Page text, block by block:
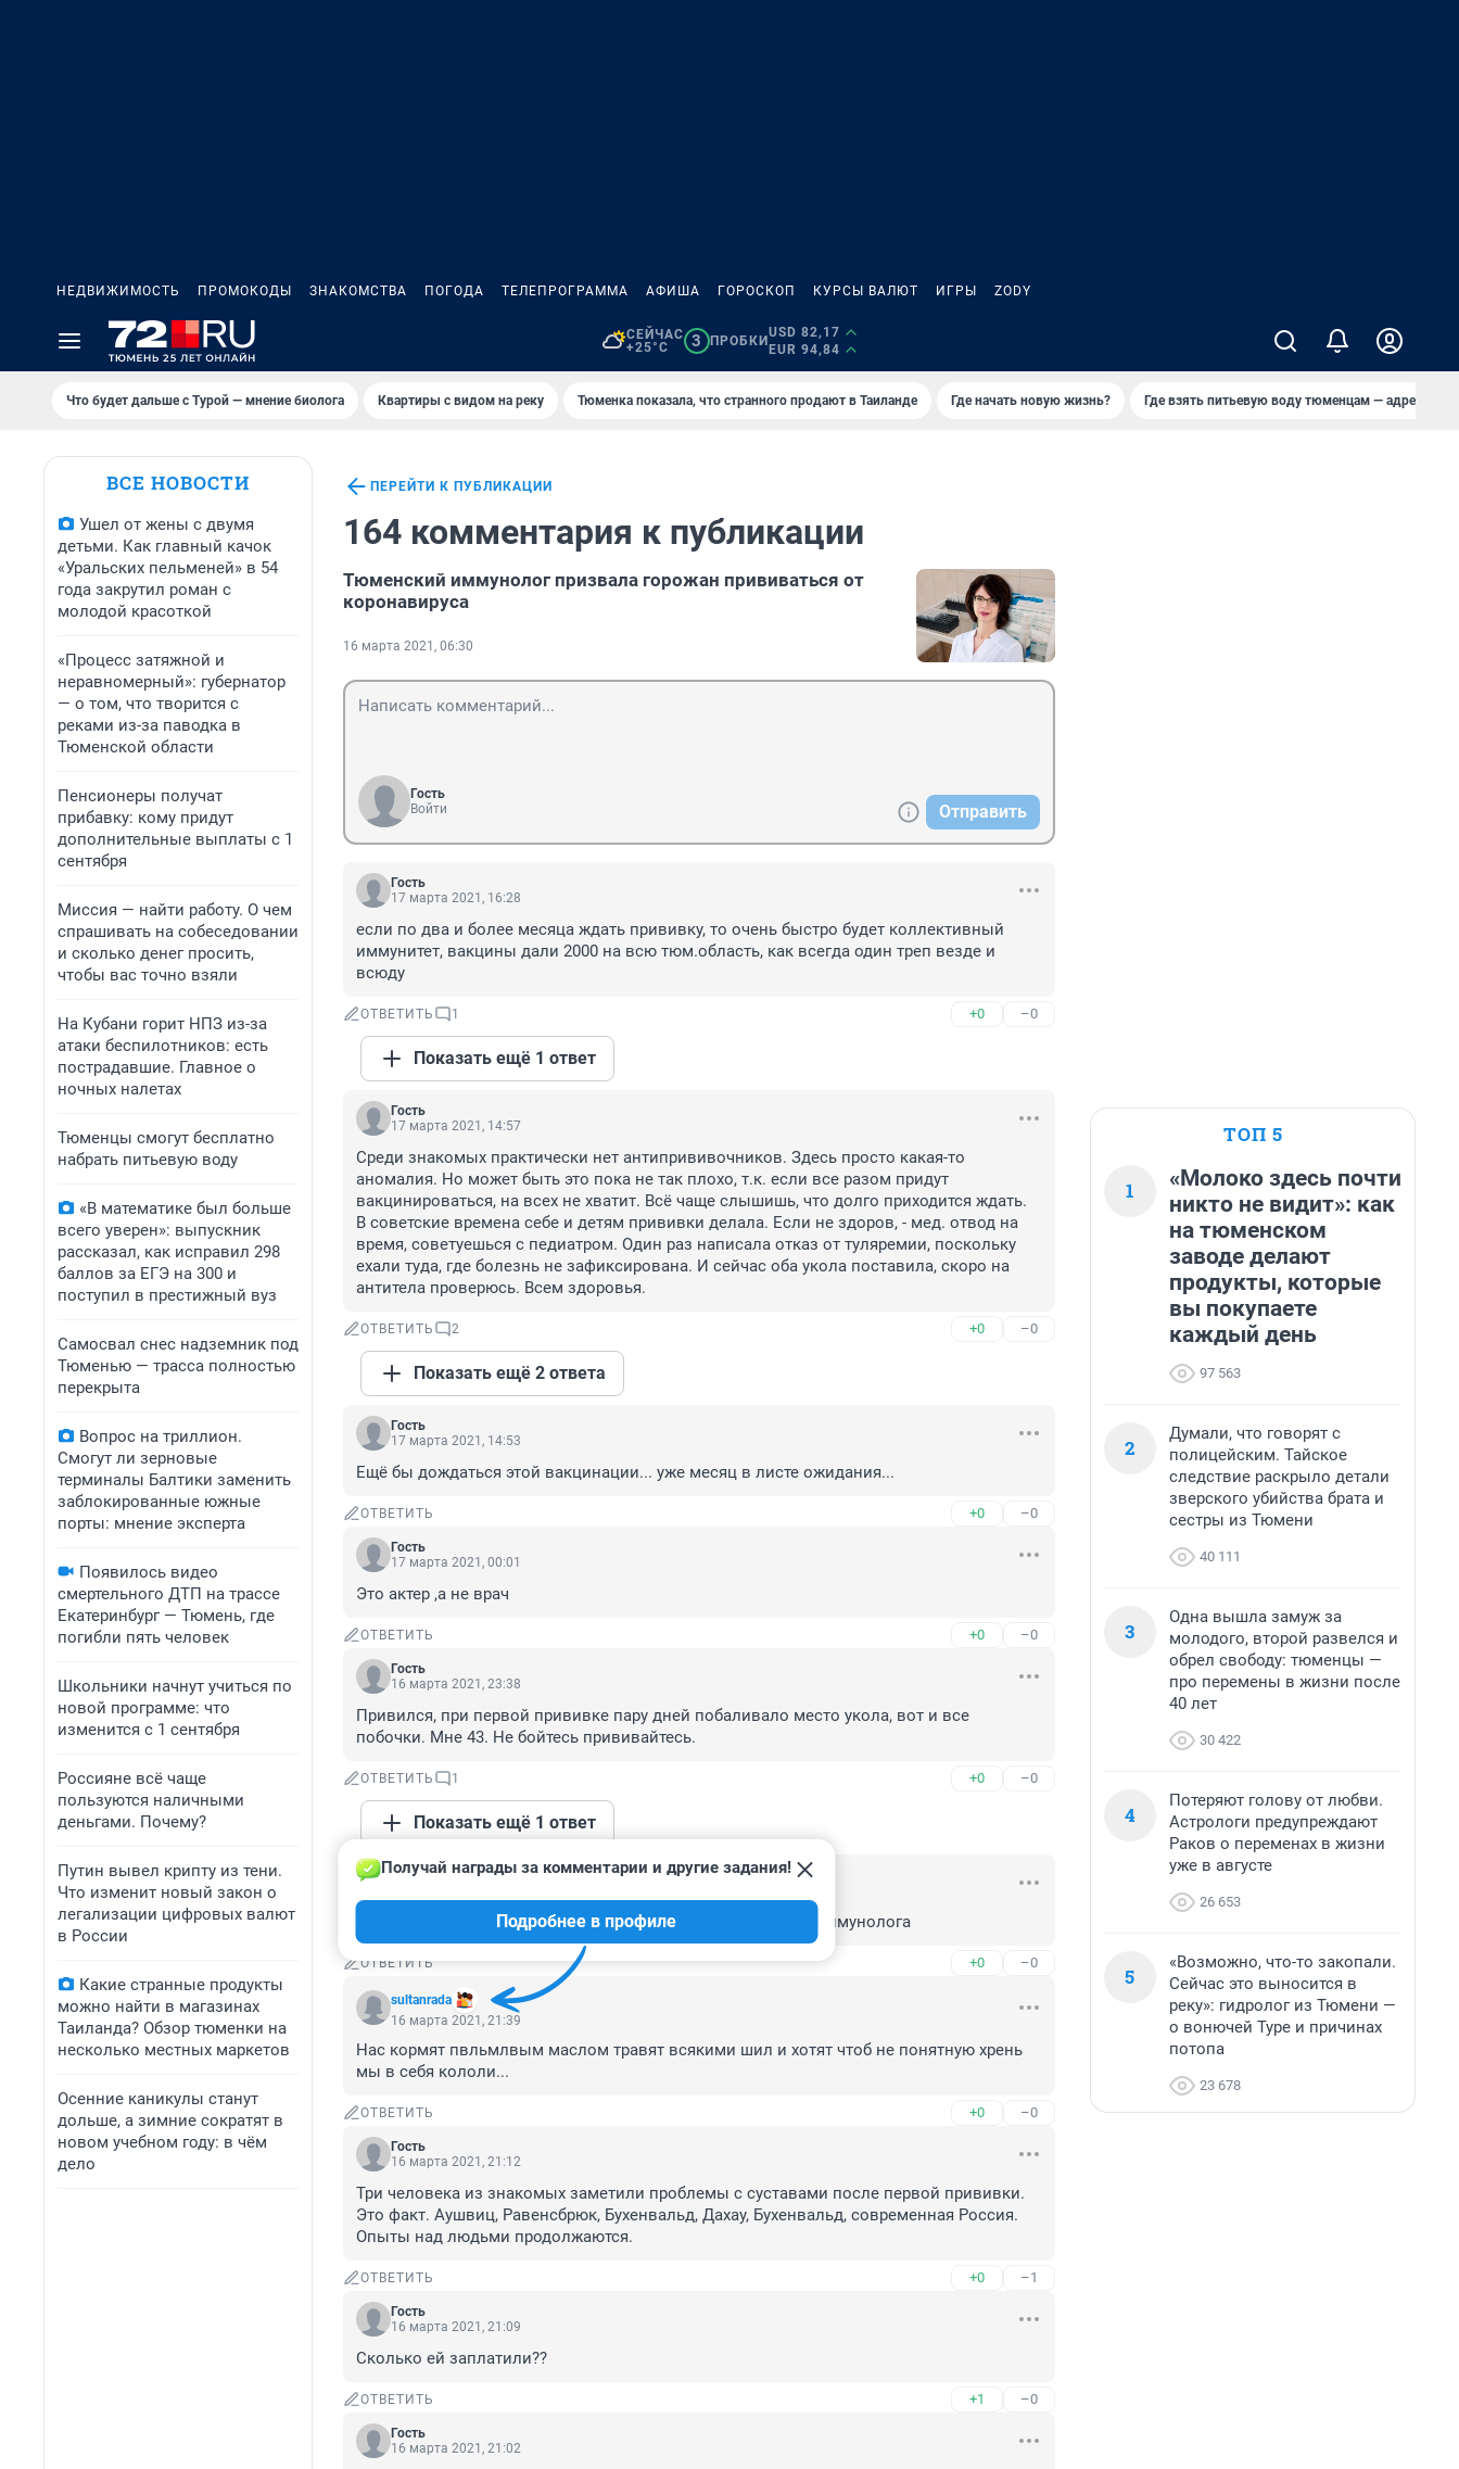
НЕДВИЖИМОСТЬ ПРОМОКОДЫ ЗНАКОМСТВА ПОГОДА ТЕЛЕПРОГРАММА АФИША ГОРОСКОП КУРСЫ ВАЛЮТ ИГРЫ ZODY
СЕЙЧАС
+25°C
3 ПРОБКИ
USD 82,17
EUR 94,84
Что будет дальше с Турой — мнение биолога Квартиры с видом на реку Тюменка показала, что странного продают в Таиланде Где начать новую жизнь? Где взять питьевую воду тюменцам — адреса
ВСЕ НОВОСТИ
Ушел от жены с двумя
детьми. Как главный качок
«Уральских пельменей» в 54
года закрутил роман с
молодой красоткой
«Процесс затяжной и
неравномерный»: губернатор
— о том, что творится с
реками из-за паводка в
Тюменской области
Пенсионеры получат
прибавку: кому придут
дополнительные выплаты с 1
сентября
Миссия — найти работу. О чем
спрашивать на собеседовании
и сколько денег просить,
чтобы вас точно взяли
На Кубани горит НПЗ из-за
атаки беспилотников: есть
пострадавшие. Главное о
ночных налетах
Тюменцы смогут бесплатно
набрать питьевую воду
«В математике был больше
всего уверен»: выпускник
рассказал, как исправил 298
баллов за ЕГЭ на 300 и
поступил в престижный вуз
Самосвал снес надземник под
Тюменью — трасса полностью
перекрыта
Вопрос на триллион.
Смогут ли зерновые
терминалы Балтики заменить
заблокированные южные
порты: мнение эксперта
Появилось видео
смертельного ДТП на трассе
Екатеринбург — Тюмень, где
погибли пять человек
Школьники начнут учиться по
новой программе: что
изменится с 1 сентября
Россияне всё чаще
пользуются наличными
деньгами. Почему?
Путин вывел крипту из тени.
Что изменит новый закон о
легализации цифровых валют
в России
Какие странные продукты
можно найти в магазинах
Таиланда? Обзор тюменки на
несколько местных маркетов
Осенние каникулы станут
дольше, а зимние сократят в
новом учебном году: в чём
дело
ПЕРЕЙТИ К ПУБЛИКАЦИИ
164 комментария к публикации
Тюменский иммунолог призвала горожан прививаться от
коронавируса
16 марта 2021, 06:30
Гость
Войти
Отправить
Гость
17 марта 2021, 16:28
если по два и более месяца ждать прививку, то очень быстро будет коллективный
иммунитет, вакцины дали 2000 на всю тюм.область, как всегда один треп везде и
всюду
ОТВЕТИТЬ 1 +0 –0
Показать ещё 1 ответ
Гость
17 марта 2021, 14:57
Среди знакомых практически нет антипрививочников. Здесь просто какая-то
аномалия. Но может быть это пока не так плохо, т.к. если все разом придут
вакцинироваться, на всех не хватит. Всё чаще слышишь, что долго приходится ждать.
В советские времена себе и детям прививки делала. Если не здоров, - мед. отвод на
время, советуешься с педиатром. Один раз написала отказ от туляремии, поскольку
ехали туда, где болезнь не зафиксирована. И сейчас оба укола поставила, скоро на
антитела проверюсь. Всем здоровья.
ОТВЕТИТЬ 2 +0 –0
Показать ещё 2 ответа
Гость
17 марта 2021, 14:53
Ещё бы дождаться этой вакцинации... уже месяц в листе ожидания...
ОТВЕТИТЬ +0 –0
Гость
17 марта 2021, 00:01
Это актер ,а не врач
ОТВЕТИТЬ +0 –0
Гость
16 марта 2021, 23:38
Привился, при первой прививке пару дней побаливало место укола, вот и все
побочки. Мне 43. Не бойтесь прививайтесь.
ОТВЕТИТЬ 1 +0 –0
Показать ещё 1 ответ
Гость
Коронавирус новая инфекция? Странно слышать такое от иммунолога
ОТВЕТИТЬ +0 –0
sultanrada
Получай награды за комментарии и другие задания!
Подробнее в профиле
16 марта 2021, 21:39
Нас кормят пвльмлвым маслом травят всякими шил и хотят чтоб не понятную хрень
мы в себя кололи...
ОТВЕТИТЬ +0 –0
Гость
16 марта 2021, 21:12
Три человека из знакомых заметили проблемы с суставами после первой прививки.
Это факт. Аушвиц, Равенсбрюк, Бухенвальд, Дахау, Бухенвальд, современная Россия.
Опыты над людьми продолжаются.
ОТВЕТИТЬ +0 –1
Гость
16 марта 2021, 21:09
Сколько ей заплатили??
ОТВЕТИТЬ +1 –0
Гость
16 марта 2021, 21:02
ТОП 5
1
«Молоко здесь почти
никто не видит»: как
на тюменском
заводе делают
продукты, которые
вы покупаете
каждый день
97 563
2
Думали, что говорят с
полицейским. Тайское
следствие раскрыло детали
зверского убийства брата и
сестры из Тюмени
40 111
3
Одна вышла замуж за
молодого, второй развелся и
обрел свободу: тюменцы —
про перемены в жизни после
40 лет
30 422
4
Потеряют голову от любви.
Астрологи предупреждают
Раков о переменах в жизни
уже в августе
26 653
5
«Возможно, что-то закопали.
Сейчас это выносится в
реку»: гидролог из Тюмени —
о вонючей Туре и причинах
потопа
23 678